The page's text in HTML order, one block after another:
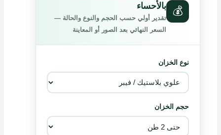
💰
بالأحساء
تقدير أولي حسب الحجم والنوع والحالة —
السعر النهائي بعد الصور أو المعاينة
نوع الخزان
حجم الخزان